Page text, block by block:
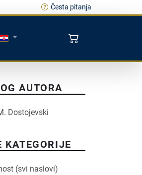
Česta pitanja
AUTORA
Dostojevski
KATEGORIJE
(svi naslovi)